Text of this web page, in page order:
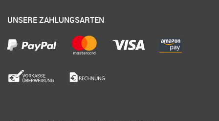
UNSERE ZAHLUNGSARTEN